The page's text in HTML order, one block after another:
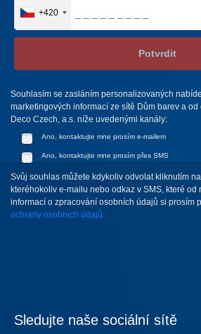
+420
Potvrdit
Souhlasím se zasláním personalizovaných
marketingových informací ze sítě Dům barev a od
Deco Czech, a.s. níže uvedenými kanály:
Ano, kontaktujte mne prosím e-mailem
Ano, kontaktujte mne prosím přes SMS
Svůj souhlas můžete kdykoliv odvolat kliknutím
kteréhokoliv e-mailu nebo odkaz v SMS, které od
informací o zpracování osobních údajů si prosím
ochrany osobních údajů.
Sledujte naše sociální sítě